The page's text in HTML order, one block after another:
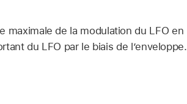
maximale de la modulation du LFO en
du LFO par le biais de l’enveloppe.